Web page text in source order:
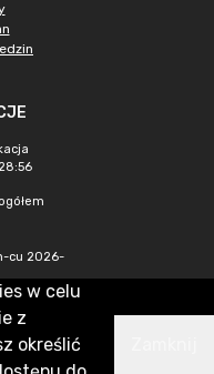
cu 2026-
w celu
z
określić